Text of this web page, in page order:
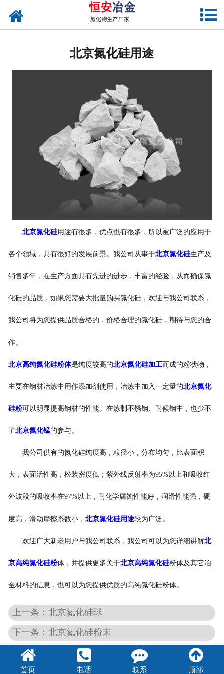
网站首页
北京氮化硅锰
北京氮化锰
北京氮化硅用途
北京氮化硅用途有很多，优点也有很多，所以被广泛的应用于
各个领域，具有很好的发展前景。我公司从事于北京氮化硅生产及
销售多年，在生产方面具有先进的进步，丰富的经验，从而确保氮
化硅的品质，如果您需要大批量购买氮化硅，欢迎与我公司联系，
我公司将为您提供品质合格的，价格合理的氮化硅，期待与您的合
作。
北京高纯氮化硅粉体是纯度较高的北京氮化硅加工而成的粉状物，
主要在钢材冶炼中用作添加剂使用，冶炼中加入一定量的北京氮化
硅粉可以明显提高钢材的性能。在炼制不锈钢、耐候钢中，也少不
了北京氮化锰的参与。
我公司供有的氮化硅纯度高，粒径小，分布均匀，比表面积
大，表面活性高，松装密度低；紫外线反射率为95%以上和吸收红
外波段的吸收率在97%以上，耐化学腐蚀性能好，润滑性能强，硬
度高，滑动摩擦系数小， 北京氮化硅用途较为广泛。
欢迎广大新老用户与我公司联系，我公司可以为您详细讲解北
京高纯氮化硅粉体，并提供更多关于北京高纯氮化硅粉体及其它冶
金材料的信息，也可以为您提供优质的高纯氮化硅粉体。
上一条：北京氮化硅球
下一条：北京氮化硅粉末
首页 电话 联系 顶部